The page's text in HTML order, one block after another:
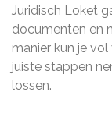
Juridisch Loket
documenten en
manier kun je
juiste stappen
lossen.